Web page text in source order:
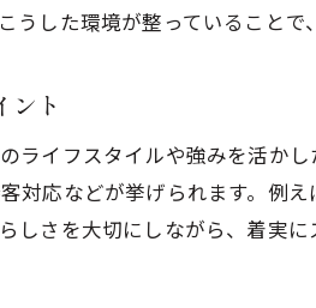
生でも続けやすい軽貨物の働き方
者が軽貨物で長く働ける秘訣を紹
フイベントに合わせやすい軽貨
や学生が軽貨物を続けやすい理
物ドライバーとしての継続のコ
した環境が整っていることで
ント
ライフスタイルや強みを活か
対応などが挙げられます。例
しさを大切にしながら、着実